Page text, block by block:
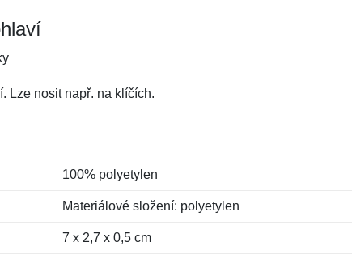
Lze nosit např. na klíčích.
100% polyetylen
Materiálové složení: polyetylen
7 x 2,7 x 0,5 cm